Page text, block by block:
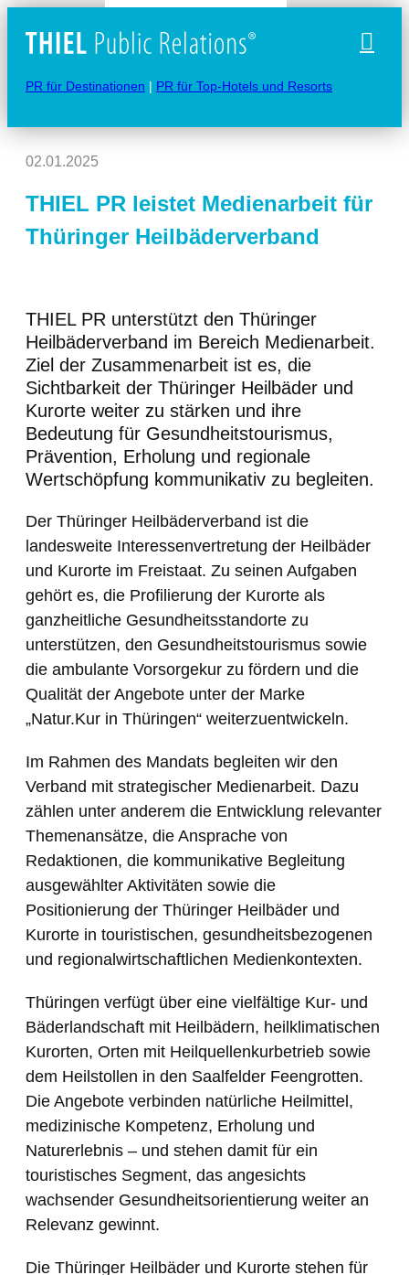
PR für Destinationen | PR für Top-Hotels und Resorts
02.01.2025
THIEL PR leistet Medienarbeit für
Thüringer Heilbäderverband
THIEL PR unterstützt den Thüringer
Heilbäderverband im Bereich Medienarbeit.
Ziel der Zusammenarbeit ist es, die
Sichtbarkeit der Thüringer Heilbäder und
Kurorte weiter zu stärken und ihre
Bedeutung für Gesundheitstourismus,
Prävention, Erholung und regionale
Wertschöpfung kommunikativ zu begleiten.
Der Thüringer Heilbäderverband ist die
landesweite Interessenvertretung der Heilbäder
und Kurorte im Freistaat. Zu seinen Aufgaben
gehört es, die Profilierung der Kurorte als
ganzheitliche Gesundheitsstandorte zu
unterstützen, den Gesundheitstourismus sowie
die ambulante Vorsorgekur zu fördern und die
Qualität der Angebote unter der Marke
„Natur.Kur in Thüringen“ weiterzuentwickeln.
Im Rahmen des Mandats begleiten wir den
Verband mit strategischer Medienarbeit. Dazu
zählen unter anderem die Entwicklung relevanter
Themenansätze, die Ansprache von
Redaktionen, die kommunikative Begleitung
ausgewählter Aktivitäten sowie die
Positionierung der Thüringer Heilbäder und
Kurorte in touristischen, gesundheitsbezogenen
und regionalwirtschaftlichen Medienkontexten.
Thüringen verfügt über eine vielfältige Kur- und
Bäderlandschaft mit Heilbädern, heilklimatischen
Kurorten, Orten mit Heilquellenkurbetrieb sowie
dem Heilstollen in den Saalfelder Feengrotten.
Die Angebote verbinden natürliche Heilmittel,
medizinische Kompetenz, Erholung und
Naturerlebnis – und stehen damit für ein
touristisches Segment, das angesichts
wachsender Gesundheitsorientierung weiter an
Relevanz gewinnt.
Die Thüringer Heilbäder und Kurorte stehen für